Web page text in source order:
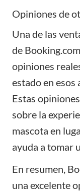
Opiniones de
Una de las
de Booking.com
opiniones
estado en esos
Estas
sobre la
mascota en
ayuda a tomar
En resumen,
una excelente